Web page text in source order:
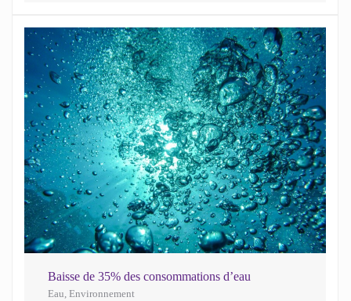
Baisse de 35% des consommations d’eau
Eau, Environnement